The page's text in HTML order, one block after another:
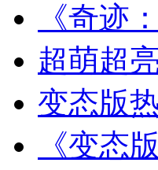
《奇迹
超萌超
变态版
《变态